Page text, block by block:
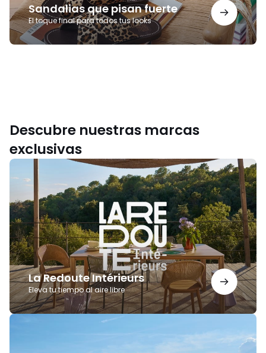
Sandalias que pisan fuerte
El toque final para todos tus looks
Descubre nuestras marcas
exclusivas
La Redoute Intérieurs
Eleva tu tiempo al aire libre
La
Redoute
AMPM